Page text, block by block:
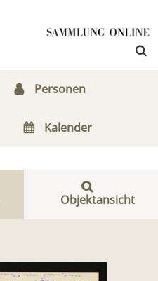
Personen
Kalender
Objektansicht